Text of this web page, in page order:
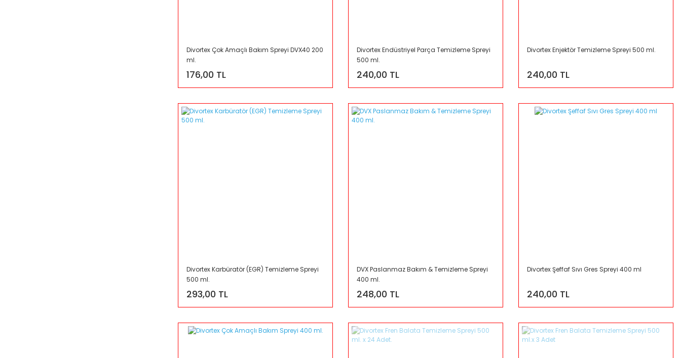
Divortex Çok Amaçlı Bakım Spreyi DVX40 200
ml.
176,00 TL
Divortex Endüstriyel Parça Temizleme Spreyi
500 ml.
240,00 TL
Divortex Enjektör Temizleme Spreyi 500 ml.
240,00 TL
Divortex Karbüratör (EGR) Temizleme Spreyi
500 ml.
293,00 TL
DVX Paslanmaz Bakım & Temizleme Spreyi
400 ml.
248,00 TL
Divortex Şeffaf Sıvı Gres Spreyi 400 ml
240,00 TL